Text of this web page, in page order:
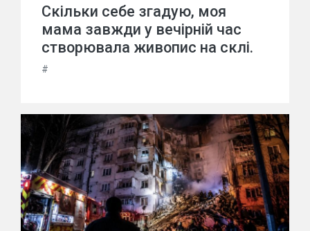
Скільки себе згадую, моя
мама завжди у вечірній час
створювала живопис на склі.
#